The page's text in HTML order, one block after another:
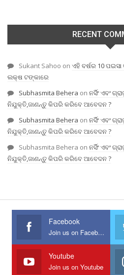
RECENT
Sukant Sahoo on ଏହି ବର୍ଷର 10
ଲକ୍ଷ ଟଙ୍କାରେ
Subhasmita Behera on ନର୍ସିଂ ଏବଂ
ନିଯୁକ୍ତି,ଜାଣନ୍ତୁ କିପରି କରିବେ ଆବେଦନ ?
Subhasmita Behera on ନର୍ସିଂ ଏବଂ
ନିଯୁକ୍ତି,ଜାଣନ୍ତୁ କିପରି କରିବେ ଆବେଦନ ?
Subhasmita Behera on ନର୍ସିଂ ଏବଂ
ନିଯୁକ୍ତି,ଜାଣନ୍ତୁ କିପରି କରିବେ ଆବେଦନ ?
Facebook
Join us on Facebook
Youtube
Join us on Youtube